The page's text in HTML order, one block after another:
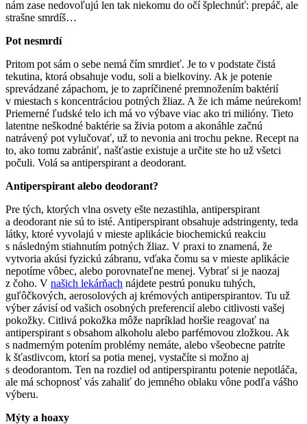
nám zase nedovoľujú len tak niekomu do očí šplechnúť: prepáč, ale
strašne smrdíš…
Pot nesmrdí
Pritom pot sám o sebe nemá čím smrdieť. Je to v podstate čistá
tekutina, ktorá obsahuje vodu, soli a bielkoviny. Ak je potenie
sprevádzané zápachom, je to zapríčinené premnožením baktérií
v miestach s koncentráciou potných žliaz. A že ich máme neúrekom!
Priemerné ľudské telo ich má vo výbave viac ako tri milióny. Tieto
latentne neškodné baktérie sa živia potom a akonáhle začnú
natrávený pot vylučovať, už to nevonia ani trochu pekne. Recept na
to, ako tomu zabrániť, našťastie existuje a určite ste ho už všetci
počuli. Volá sa antiperspirant a deodorant.
Antiperspirant alebo deodorant?
Pre tých, ktorých vlna osvety ešte nezastihla, antiperspirant
a deodorant nie sú to isté. Antiperspirant obsahuje adstringenty, teda
látky, ktoré vyvolajú v mieste aplikácie biochemickú reakciu
s následným stiahnutím potných žliaz. V praxi to znamená, že
vytvoria akúsi fyzickú zábranu, vďaka čomu sa v mieste aplikácie
nepotíme vôbec, alebo porovnateľne menej. Vybrať si je naozaj
z čoho. V našich lekárňach nájdete pestrú ponuku tuhých,
guľôčkových, aerosolových aj krémových antiperspirantov. Tu už
výber závisí od vašich osobných preferencií alebo citlivosti vašej
pokožky. Citlivá pokožka môže napríklad horšie reagovať na
antiperspirant s obsahom alkoholu alebo parfémovou zložkou. Ak
s nadmerným potením problémy nemáte, alebo všeobecne patríte
k šťastlivcom, ktorí sa potia menej, vystačíte si možno aj
s deodorantom. Ten na rozdiel od antiperspirantu potenie nepotláča,
ale má schopnosť vás zahaliť do jemného oblaku vône podľa vášho
výberu.
Mýty a hoaxy